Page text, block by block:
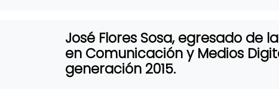
José Flores Sosa, egresado de
en Comunicación y Medios
generación 2015.